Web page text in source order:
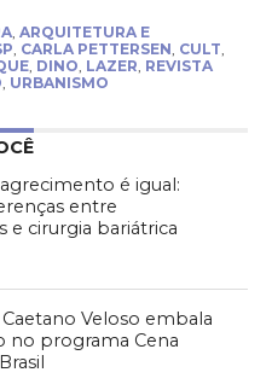
, ARQUITETURA E
, CARLA PETTERSEN, CULT,
, DINO, LAZER, REVISTA
, URBANISMO
é igual:
entre
e cirurgia bariátrica
Veloso embala
no programa Cena